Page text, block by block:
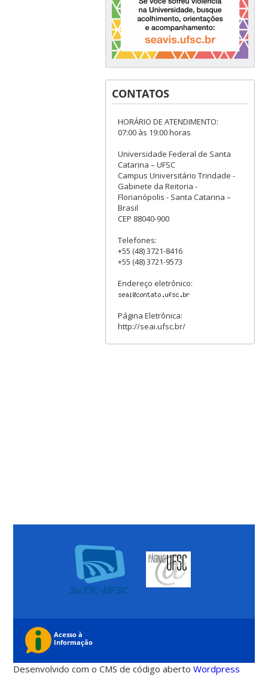
CONTATOS
HORÁRIO DE ATENDIMENTO:
07:00 às 19:00 horas
Universidade Federal de Santa
Catarina – UFSC
Campus Universitário Trindade -
Gabinete da Reitoria -
Florianópolis - Santa Catarina –
Brasil
CEP 88040-900
Telefones:
+55 (48) 3721-8416
+55 (48) 3721-9573
Endereço eletrônico:
Página Eletrônica:
http://seai.ufsc.br/
Desenvolvido com o CMS de código abertoWordpress